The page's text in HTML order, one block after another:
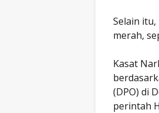
Selain
merah,
Kasat
(DPO) di
perintah